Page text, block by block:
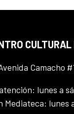
Camacho
lunes a
Mediateca: lunes